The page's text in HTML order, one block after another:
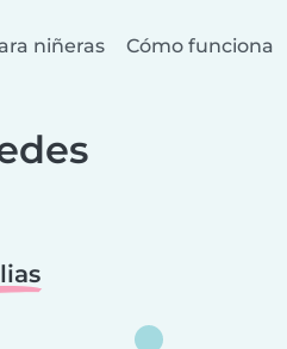
niñeras Cómo funciona